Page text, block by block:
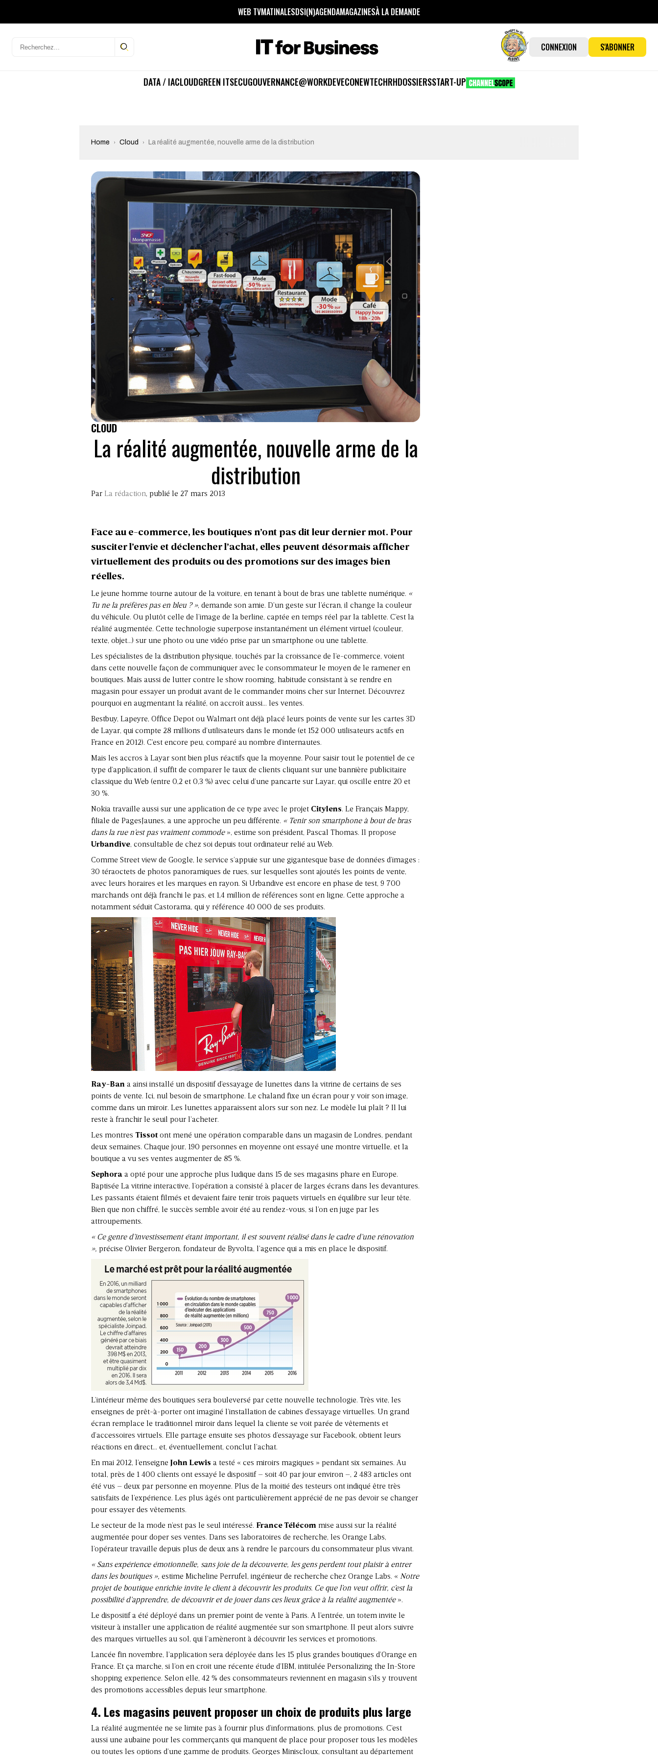
WEB TVMATINALESDSI(N)AGENDAMAGAZINESÀ LA DEMANDE
CONNEXION S'ABONNER
DATA / IACLOUDGREEN ITSECUGOUVERNANCE@WORKDEVECONEWTECHRHDOSSIERSSTART-UP
Home Cloud La réalité augmentée, nouvelle arme de la distribution
CLOUD
La réalité augmentée, nouvelle arme de la
distribution
Par La rédaction, publié le 27 mars 2013
Face au e-commerce, les boutiques n’ont pas dit leur dernier mot. Pour
susciter l’envie et déclencher l’achat, elles peuvent désormais afficher
virtuellement des produits ou des promotions sur des images bien
réelles.
Le jeune homme tourne autour de la voiture, en tenant à bout de bras une tablette numérique. «
Tu ne la préfères pas en bleu ? », demande son amie. D’un geste sur l’écran, il change la couleur
du véhicule. Ou plutôt celle de l’image de la berline, captée en temps réel par la tablette. C’est la
réalité augmentée. Cette technologie superpose instantanément un élément virtuel (couleur,
texte, objet…) sur une photo ou une vidéo prise par un smartphone ou une tablette.
Les spécialistes de la distribution physique, touchés par la croissance de l’e-commerce, voient
dans cette nouvelle façon de communiquer avec le consommateur le moyen de le ramener en
boutiques. Mais aussi de lutter contre le show rooming, habitude consistant à se rendre en
magasin pour essayer un produit avant de le commander moins cher sur Internet. Découvrez
pourquoi en augmentant la réalité, on accroît aussi… les ventes.
Bestbuy, Lapeyre, Office Depot ou Walmart ont déjà placé leurs points de vente sur les cartes 3D
de Layar, qui compte 28 millions d’utilisateurs dans le monde (et 152 000 utilisateurs actifs en
France en 2012). C’est encore peu, comparé au nombre d’internautes.
Mais les accros à Layar sont bien plus réactifs que la moyenne. Pour saisir tout le potentiel de ce
type d’application, il suffit de comparer le taux de clients cliquant sur une bannière publicitaire
classique du Web (entre 0,2 et 0,3 %) avec celui d’une pancarte sur Layar, qui oscille entre 20 et
30 %.
Nokia travaille aussi sur une application de ce type avec le projet Citylens. Le Français Mappy,
filiale de PagesJaunes, a une approche un peu différente. « Tenir son smartphone à bout de bras
dans la rue n’est pas vraiment commode», estime son président, Pascal Thomas. Il propose
Urbandive, consultable de chez soi depuis tout ordinateur relié au Web.
Comme Street view de Google, le service s’appuie sur une gigantesque base de données d’images :
30 téraoctets de photos panoramiques de rues, sur lesquelles sont ajoutés les points de vente,
avec leurs horaires et les marques en rayon. Si Urbandive est encore en phase de test, 9 700
marchands ont déjà franchi le pas, et 1,4 million de références sont en ligne. Cette approche a
notamment séduit Castorama, qui y référence 40 000 de ses produits.
Ray-Ban a ainsi installé un dispositif d’essayage de lunettes dans la vitrine de certains de ses
points de vente. Ici, nul besoin de smartphone. Le chaland fixe un écran pour y voir son image,
comme dans un miroir. Les lunettes apparaissent alors sur son nez. Le modèle lui plaît ? Il lui
reste à franchir le seuil pour l’acheter.
Les montres Tissotont mené une opération comparable dans un magasin de Londres, pendant
deux semaines. Chaque jour, 190 personnes en moyenne ont essayé une montre virtuelle, et la
boutique a vu ses ventes augmenter de 85 %.
Sephora a opté pour une approche plus ludique dans 15 de ses magasins phare en Europe.
Baptisée La vitrine interactive, l’opération a consisté à placer de larges écrans dans les devantures.
Les passants étaient filmés et devaient faire tenir trois paquets virtuels en équilibre sur leur tête.
Bien que non chiffré, le succès semble avoir été au rendez-vous, si l’on en juge par les
attroupements.
« Ce genre d’investissement étant important, il est souvent réalisé dans le cadre d’une rénovation
», précise Olivier Bergeron, fondateur de Byvolta, l’agence qui a mis en place le dispositif.
L’intérieur même des boutiques sera bouleversé par cette nouvelle technologie. Très vite, les
enseignes de prêt-à-porter ont imaginé l’installation de cabines d’essayage virtuelles. Un grand
écran remplace le traditionnel miroir dans lequel la cliente se voit parée de vêtements et
d’accessoires virtuels. Elle partage ensuite ses photos d’essayage sur Facebook, obtient leurs
réactions en direct… et, éventuellement, conclut l’achat.
En mai 2012, l’enseigne
John Lewis a testé « ces miroirs magiques » pendant six semaines. Au
total, près de 1 400 clients ont essayé le dispositif – soit 40 par jour environ –, 2 483 articles ont
été vus – deux par personne en moyenne. Plus de la moitié des testeurs ont indiqué être très
satisfaits de l’expérience. Les plus âgés ont particulièrement apprécié de ne pas devoir se changer
pour essayer des vêtements.
Le secteur de la mode n’est pas le seul intéressé. France Télécom mise aussi sur la réalité
augmentée pour doper ses ventes. Dans ses laboratoires de recherche, les Orange Labs,
l’opérateur travaille depuis plus de deux ans à rendre le parcours du consommateur plus vivant.
« Sans expérience émotionnelle, sans joie de la découverte, les gens perdent tout plaisir à entrer
dans les boutiques », estime Micheline Perrufel, ingénieur de recherche chez Orange Labs. « Notre
projet de boutique enrichie invite le client à découvrir les produits. Ce que l’on veut offrir, c’est la
possibilité d’apprendre, de découvrir et de jouer dans ces lieux grâce à la réalité augmentée».
Le dispositif a été déployé dans un premier point de vente à Paris. A l’entrée, un totem invite le
visiteur à installer une application de réalité augmentée sur son smartphone. Il peut alors suivre
des marques virtuelles au sol, qui l’amèneront à découvrir les services et promotions.
Lancée fin novembre, l’application sera déployée dans les 15 plus grandes boutiques d’Orange en
France. Et ça marche, si l’on en croit une récente étude d’IBM, intitulée Personalizing the In-Store
shopping experience. Selon elle, 42 % des consommateurs reviennent en magasin s’ils y trouvent
des promotions accessibles depuis leur smartphone.
4. Les magasins peuvent proposer un choix de produits plus large
La réalité augmentée ne se limite pas à fournir plus d’informations, plus de promotions. C’est
aussi une aubaine pour les commerçants qui manquent de place pour proposer tous les modèles
ou toutes les options d’une gamme de produits. Georges Miniscloux, consultant au département